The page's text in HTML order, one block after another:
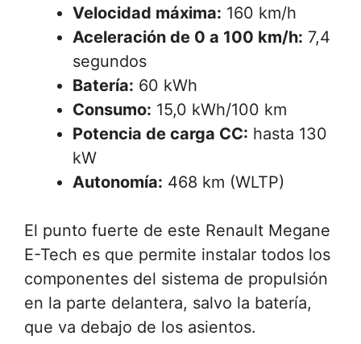
Velocidad máxima: 160 km/h
Aceleración de 0 a 100 km/h: 7,4
segundos
Batería: 60 kWh
Consumo: 15,0 kWh/100 km
Potencia de carga CC: hasta 130
kW
Autonomía: 468 km (WLTP)
El punto fuerte de este Renault Megane
E-Tech es que permite instalar todos los
componentes del sistema de propulsión
en la parte delantera, salvo la batería,
que va debajo de los asientos.